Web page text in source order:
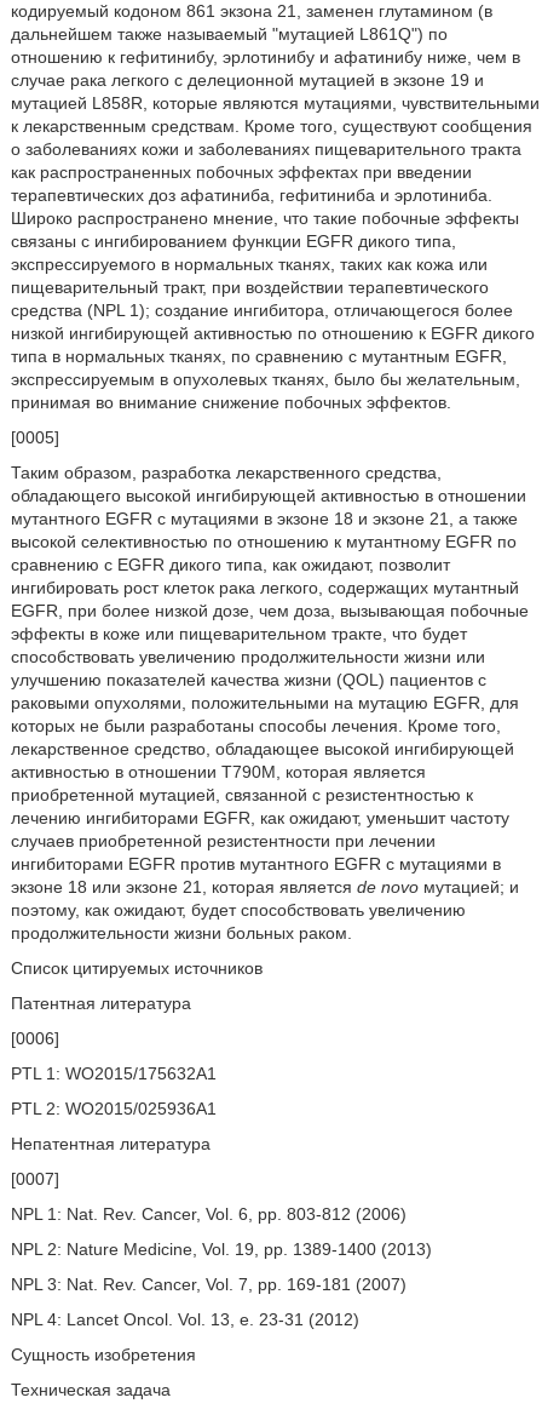
кодируемый кодоном 861 экзона 21, заменен глутамином (в
дальнейшем также называемый "мутацией L861Q") по
отношению к гефитинибу, эрлотинибу и афатинибу ниже, чем в
случае рака легкого с делеционной мутацией в экзоне 19 и
мутацией L858R, которые являются мутациями, чувствительными
к лекарственным средствам. Кроме того, существуют сообщения
о заболеваниях кожи и заболеваниях пищеварительного тракта
как распространенных побочных эффектах при введении
терапевтических доз афатиниба, гефитиниба и эрлотиниба.
Широко распространено мнение, что такие побочные эффекты
связаны с ингибированием функции EGFR дикого типа,
экспрессируемого в нормальных тканях, таких как кожа или
пищеварительный тракт, при воздействии терапевтического
средства (NPL 1); создание ингибитора, отличающегося более
низкой ингибирующей активностью по отношению к EGFR дикого
типа в нормальных тканях, по сравнению с мутантным EGFR,
экспрессируемым в опухолевых тканях, было бы желательным,
принимая во внимание снижение побочных эффектов.
[0005]
Таким образом, разработка лекарственного средства,
обладающего высокой ингибирующей активностью в отношении
мутантного EGFR с мутациями в экзоне 18 и экзоне 21, а также
высокой селективностью по отношению к мутантному EGFR по
сравнению с EGFR дикого типа, как ожидают, позволит
ингибировать рост клеток рака легкого, содержащих мутантный
EGFR, при более низкой дозе, чем доза, вызывающая побочные
эффекты в коже или пищеварительном тракте, что будет
способствовать увеличению продолжительности жизни или
улучшению показателей качества жизни (QOL) пациентов с
раковыми опухолями, положительными на мутацию EGFR, для
которых не были разработаны способы лечения. Кроме того,
лекарственное средство, обладающее высокой ингибирующей
активностью в отношении T790M, которая является
приобретенной мутацией, связанной с резистентностью к
лечению ингибиторами EGFR, как ожидают, уменьшит частоту
случаев приобретенной резистентности при лечении
ингибиторами EGFR против мутантного EGFR с мутациями в
экзоне 18 или экзоне 21, которая является de novoмутацией; и
поэтому, как ожидают, будет способствовать увеличению
продолжительности жизни больных раком.
Список цитируемых источников
Патентная литература
[0006]
PTL 1: WO2015/175632A1
PTL 2: WO2015/025936A1
Непатентная литература
[0007]
NPL 1: Nat. Rev. Cancer, Vol. 6, pp. 803-812 (2006)
NPL 2: Nature Medicine, Vol. 19, pp. 1389-1400 (2013)
NPL 3: Nat. Rev. Cancer, Vol. 7, pp. 169-181 (2007)
NPL 4: Lancet Oncol. Vol. 13, e. 23-31 (2012)
Сущность изобретения
Техническая задача